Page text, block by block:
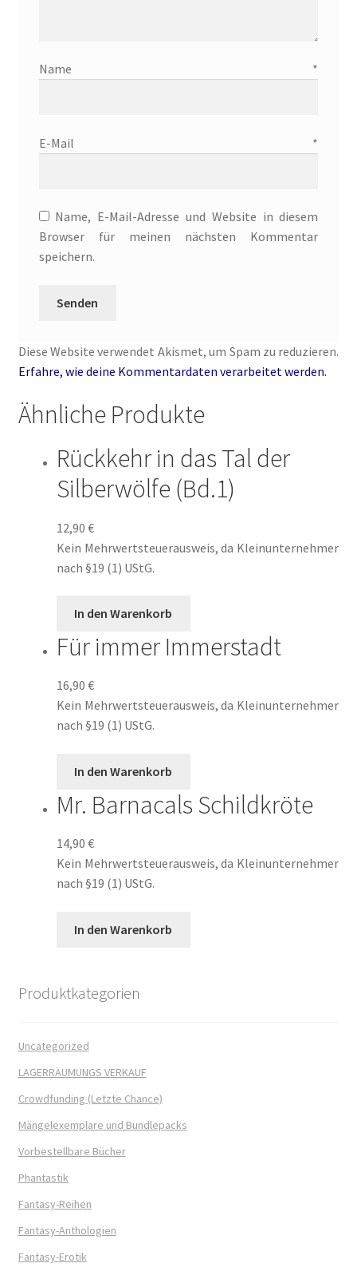
Rückkehr in das Tal der Silberwölfe
Shop
Spiel mit mir
Syker Phantastik Tage
Verlockende Spiele
Weil wir Mädchen sind
Welcome
Widerrufsbelehrung
William von Saargnagel
William von Saargnagel Band 1
William von Saargnagel Bd. 2
Willkommen beim Wölfchen Verlag
Yggdrasil der Weltenbaum – Thor und Odin
Name *
E-Mail *
Name, E-Mail-Adresse und Website in diesem
Browser für meinen nächsten Kommentar
speichern.
Diese Website verwendet Akismet, um Spam zu reduzieren.
Erfahre, wie deine Kommentardaten verarbeitet werden.
Ähnliche Produkte
Rückkehr in das Tal der
Silberwölfe (Bd.1)
12,90 €
Kein Mehrwertsteuerausweis, da Kleinunternehmer
nach §19 (1) UStG.
In den Warenkorb
Für immer Immerstadt
16,90 €
Kein Mehrwertsteuerausweis, da Kleinunternehmer
nach §19 (1) UStG.
In den Warenkorb
Mr. Barnacals Schildkröte
14,90 €
Kein Mehrwertsteuerausweis, da Kleinunternehmer
nach §19 (1) UStG.
In den Warenkorb
Produktkategorien
Uncategorized
LAGERRÄUMUNGS VERKAUF
Crowdfunding (Letzte Chance)
Mängelexemplare und Bundlepacks
Vorbestellbare Bücher
Phantastik
Fantasy-Reihen
Fantasy-Anthologien
Fantasy-Erotik